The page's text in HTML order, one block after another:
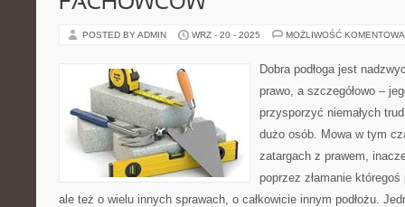
POSTED BY ADMIN WRZ - 20 - 2025 MOŻLIWOŚĆ
Dobra podłoga jest
prawo, a szczegółowo –
przysporzyć niemałych
dużo osób. Mowa w tym
zatargach z prawem,
poprzez złamanie
ale też o wielu innych sprawach, o całkowicie innym podłożu.